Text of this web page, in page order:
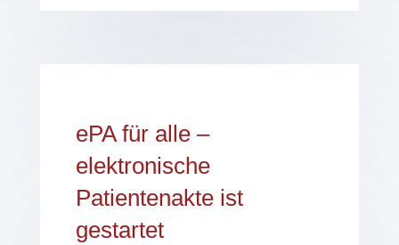
ePA für alle –
elektronische
Patientenakte ist
gestartet